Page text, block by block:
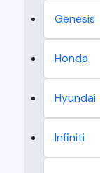
Genesis
Honda
Hyundai
Infiniti